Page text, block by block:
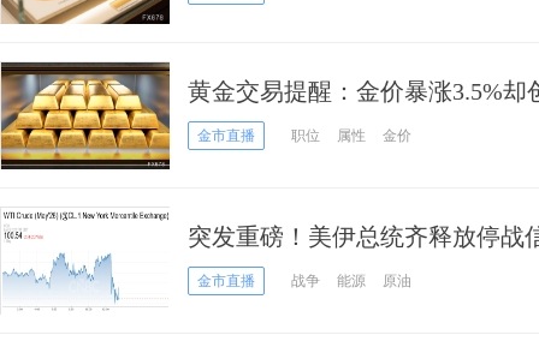
黄金交易提醒：金价暴涨3.5%却
战火缓和or通胀加息双杀，多头
金市直播 职位 属性 金价
突发重磅！美伊总统齐释放停战
原油急跌6%、黄金涨破4650
金市直播 战争 能源 原油